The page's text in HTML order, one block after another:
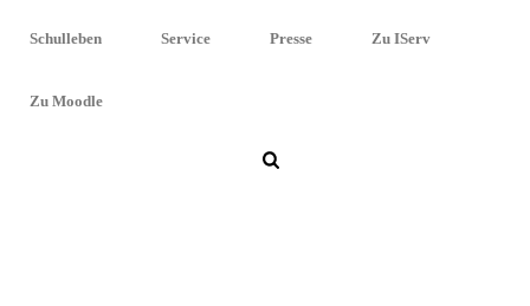
Schulleben Service Presse Zu IServ
Zu Moodle